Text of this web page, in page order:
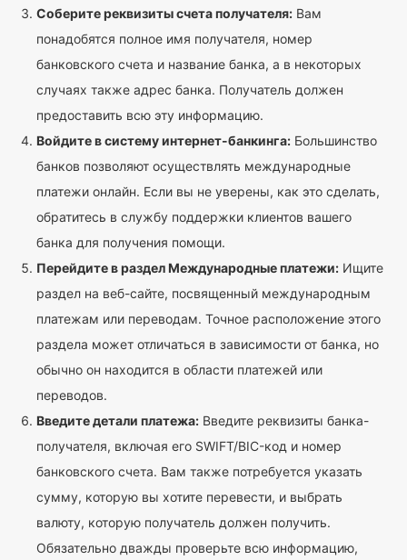
Соберите реквизиты счета получателя: Вам
понадобятся полное имя получателя, номер
банковского счета и название банка, а в некоторых
случаях также адрес банка. Получатель должен
предоставить всю эту информацию.
Войдите в систему интернет-банкинга: Большинство
банков позволяют осуществлять международные
платежи онлайн. Если вы не уверены, как это сделать,
обратитесь в службу поддержки клиентов вашего
банка для получения помощи.
Перейдите в раздел Международные платежи: Ищите
раздел на веб-сайте, посвященный международным
платежам или переводам. Точное расположение этого
раздела может отличаться в зависимости от банка, но
обычно он находится в области платежей или
переводов.
Введите детали платежа: Введите реквизиты банка-
получателя, включая его SWIFT/BIC-код и номер
банковского счета. Вам также потребуется указать
сумму, которую вы хотите перевести, и выбрать
валюту, которую получатель должен получить.
Обязательно дважды проверьте всю информацию,